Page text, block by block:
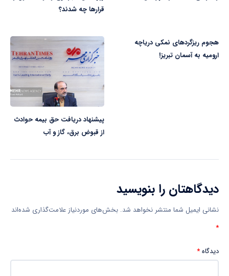
قرارها چه شدند؟
هجوم ریزگردهای نمکی دریاچه
ارومیه به آسمان تبریز!
پیشنهاد دریافت حق بیمه حوادث
از قبوض برق، گاز و آب
دیدگاهتان را بنویسید
نشانی ایمیل شما منتشر نخواهد شد. بخش‌های موردنیاز علامت‌گذاری شده‌اند
*
دیدگاه*